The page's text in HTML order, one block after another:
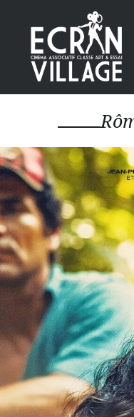
contenu
principal
ÉCRAN